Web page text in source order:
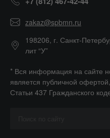
zakaz@spbmn.ru
198206, г. Санкт-
лит “У”
* Вся информация на сайте
является публичной
Статьи 437 Гражданского